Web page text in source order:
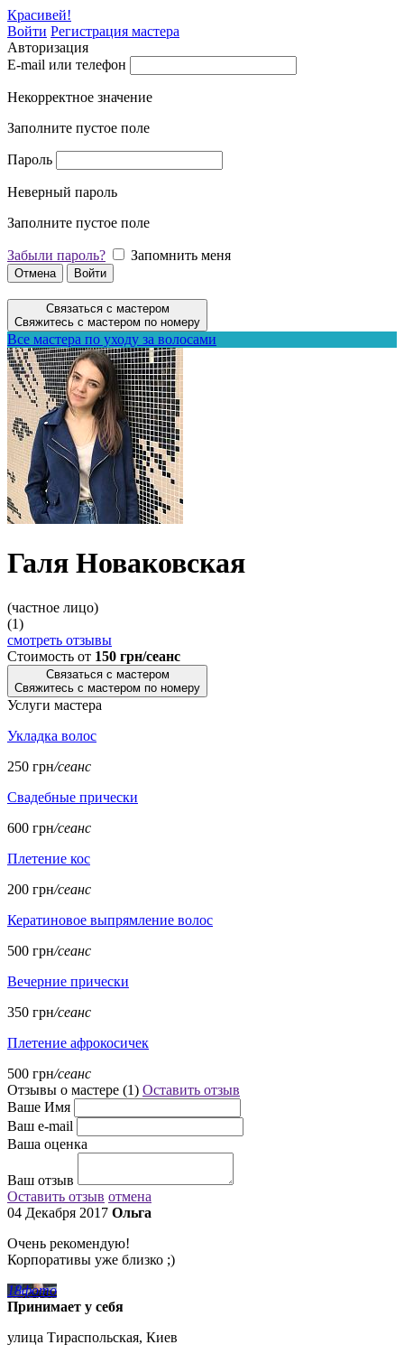
Красивей!
Войти Регистрация мастера
Авторизация
E-mail или телефон
Некорректное значение
Заполните пустое поле
Пароль
Неверный пароль
Заполните пустое поле
Забыли пароль? Запомнить меня
Отмена Войти
Связаться с мастером
Свяжитесь с мастером по номеру
Все мастера по уходу за волосами
Галя Новаковская
(частное лицо)
(1)
смотреть отзывы
Стоимость от 150 грн/сеанс
Связаться с мастером
Свяжитесь с мастером по номеру
Услуги мастера
Укладка волос
250 грн/сеанс
Свадебные прически
600 грн/сеанс
Плетение кос
200 грн/сеанс
Кератиновое выпрямление волос
500 грн/сеанс
Вечерние прически
350 грн/сеанс
Плетение афрокосичек
500 грн/сеанс
Отзывы о мастере (1) Оставить отзыв
Ваше Имя
Ваш e-mail
Ваша оценка
Ваш отзыв
Оставить отзыв отмена
04 Декабря 2017 Ольга
Очень рекомендую!
Корпоративы уже близко ;)
18фото
Принимает у себя
улица Тираспольская, Киев